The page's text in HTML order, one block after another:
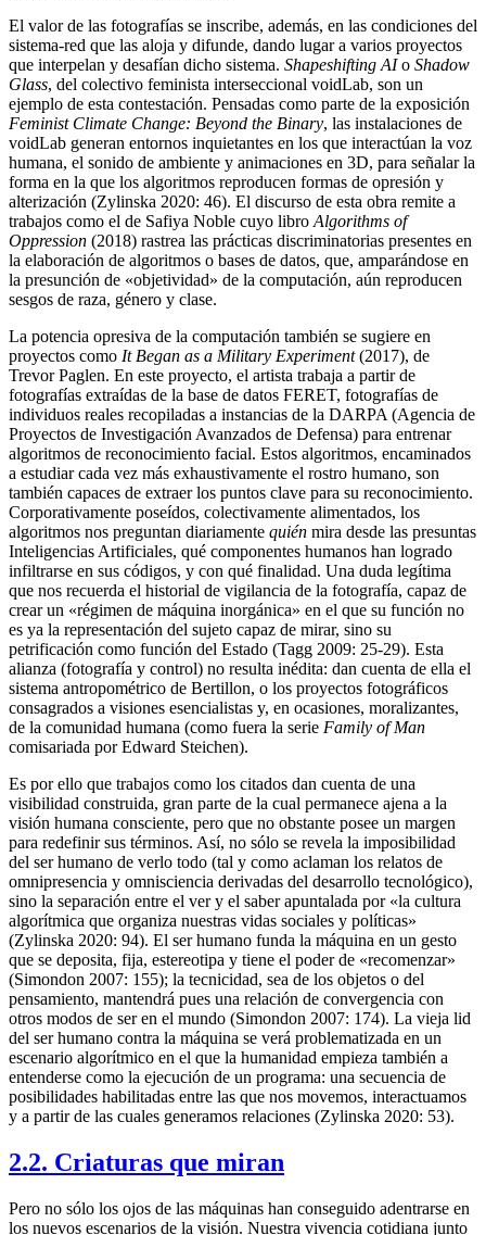
El valor de las fotografías se inscribe, además, en las condiciones del
sistema-red que las aloja y difunde, dando lugar a varios proyectos
que interpelan y desafían dicho sistema. Shapeshifting AIo Shadow
Glass, del colectivo feminista interseccional voidLab, son un
ejemplo de esta contestación. Pensadas como parte de la exposición
Feminist Climate Change: Beyond the Binary, las instalaciones de
voidLab generan entornos inquietantes en los que interactúan la voz
humana, el sonido de ambiente y animaciones en 3D, para señalar la
forma en la que los algoritmos reproducen formas de opresión y
alterización (Zylinska 2020: 46). El discurso de esta obra remite a
trabajos como el de Safiya Noble cuyo libroAlgorithms of
Oppression (2018) rastrea las prácticas discriminatorias presentes en
la elaboración de algoritmos o bases de datos, que, amparándose en
la presunción de «objetividad» de la computación, aún reproducen
sesgos de raza, género y clase.
La potencia opresiva de la computación también se sugiere en
proyectos como It Began as a Military Experiment(2017), de
Trevor Paglen. En este proyecto, el artista trabaja a partir de
fotografías extraídas de la base de datos FERET, fotografías de
individuos reales recopiladas a instancias de la DARPA (Agencia de
Proyectos de Investigación Avanzados de Defensa) para entrenar
algoritmos de reconocimiento facial. Estos algoritmos, encaminados
a estudiar cada vez más exhaustivamente el rostro humano, son
también capaces de extraer los puntos clave para su reconocimiento.
Corporativamente poseídos, colectivamente alimentados, los
algoritmos nos preguntan diariamente quién mira desde las presuntas
Inteligencias Artificiales, qué componentes humanos han logrado
infiltrarse en sus códigos, y con qué finalidad. Una duda legítima
que nos recuerda el historial de vigilancia de la fotografía, capaz de
crear un «régimen de máquina inorgánica» en el que su función no
es ya la representación del sujeto capaz de mirar, sino su
petrificación como función del Estado (Tagg 2009: 25-29). Esta
alianza (fotografía y control) no resulta inédita: dan cuenta de ella el
sistema antropométrico de Bertillon, o los proyectos fotográficos
consagrados a visiones esencialistas y, en ocasiones, moralizantes,
de la comunidad humana (como fuera la serie Family of Man
comisariada por Edward Steichen).
Es por ello que trabajos como los citados dan cuenta de una
visibilidad construida, gran parte de la cual permanece ajena a la
visión humana consciente, pero que no obstante posee un margen
para redefinir sus términos. Así, no sólo se revela la imposibilidad
del ser humano de verlo todo (tal y como aclaman los relatos de
omnipresencia y omnisciencia derivadas del desarrollo tecnológico),
sino la separación entre el ver y el saber apuntalada por «la cultura
algorítmica que organiza nuestras vidas sociales y políticas»
(Zylinska 2020: 94). El ser humano funda la máquina en un gesto
que se deposita, fija, estereotipa y tiene el poder de «recomenzar»
(Simondon 2007: 155); la tecnicidad, sea de los objetos o del
pensamiento, mantendrá pues una relación de convergencia con
otros modos de ser en el mundo (Simondon 2007: 174). La vieja lid
del ser humano contra la máquina se verá problematizada en un
escenario algorítmico en el que la humanidad empieza también a
entenderse como la ejecución de un programa: una secuencia de
posibilidades habilitadas entre las que nos movemos, interactuamos
y a partir de las cuales generamos relaciones (Zylinska 2020: 53).
2.2. Criaturas que miran
Pero no sólo los ojos de las máquinas han conseguido adentrarse en
los nuevos escenarios de la visión. Nuestra vivencia cotidiana junto